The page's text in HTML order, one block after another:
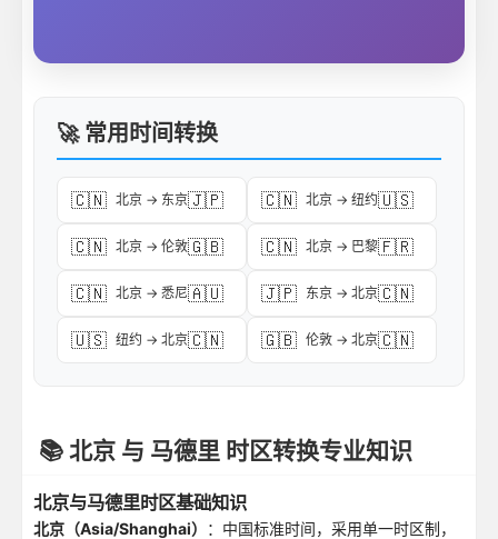
🚀 常用时间转换
🇨🇳 北京 → 东京🇯🇵 🇨🇳 北京 → 纽约🇺🇸
🇨🇳 北京 → 伦敦🇬🇧 🇨🇳 北京 → 巴黎🇫🇷
🇨🇳 北京 → 悉尼🇦🇺 🇯🇵 东京 → 北京🇨🇳
🇺🇸 纽约 → 北京🇨🇳 🇬🇧 伦敦 → 北京🇨🇳
📚 北京 与 马德里 时区转换专业知识
北京与马德里时区基础知识
北京（Asia/Shanghai）
：中国标准时间，采用单一时区制，